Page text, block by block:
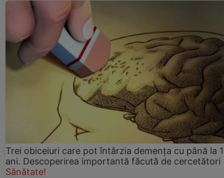
Trei obiceiuri care pot întârzia demența cu până la
ani. Descoperirea importantă făcută de cercetători
Sănătate!